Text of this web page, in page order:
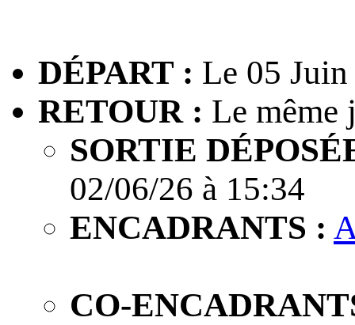
DÉPART : Le 05
RETOUR : Le même
SORTIE
02/06/26 à 15:34
ENCADRANTS :
CO-